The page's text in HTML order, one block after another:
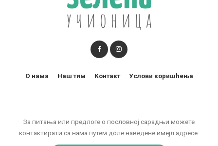
За питања или предлоге о пословној сарадњи можете
контактирати са нама путем доле наведене имејл адресе:
О нама Наш тим Контакт Услови коришћења